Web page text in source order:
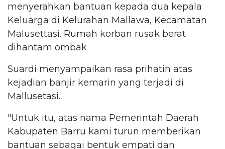
menyerahkan bantuan kepada dua kepala
Keluarga di Kelurahan Mallawa, Kecamatan
Malusettasi. Rumah korban rusak berat
dihantam ombak
Suardi menyampaikan rasa prihatin atas
kejadian banjir kemarin yang terjadi di
Mallusetasi.
"Untuk itu, atas nama Pemerintah Daerah
Kabupaten Barru kami turun memberikan
bantuan sebagai bentuk empati dan